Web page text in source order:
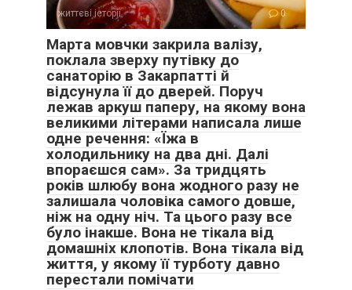
життєві історії 0
Марта мовчки закрила валізу,
поклала зверху путівку до
санаторію в Закарпатті й
відсунула її до дверей. Поруч
лежав аркуш паперу, на якому вона
великими літерами написала лише
одне речення: «Їжа в
холодильнику на два дні. Далі
впораєшся сам». За тридцять
років шлюбу вона жодного разу не
залишала чоловіка самого довше,
ніж на одну ніч. Та цього разу все
було інакше. Вона не тікала від
домашніх клопотів. Вона тікала від
життя, у якому її турботу давно
перестали помічати